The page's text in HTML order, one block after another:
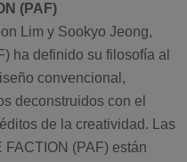
(PAF)
Lim y Sookyo Jeong,
ha definido su filosofía al
convencional,
deconstruidos con el
de la creatividad. Las
(PAF) están